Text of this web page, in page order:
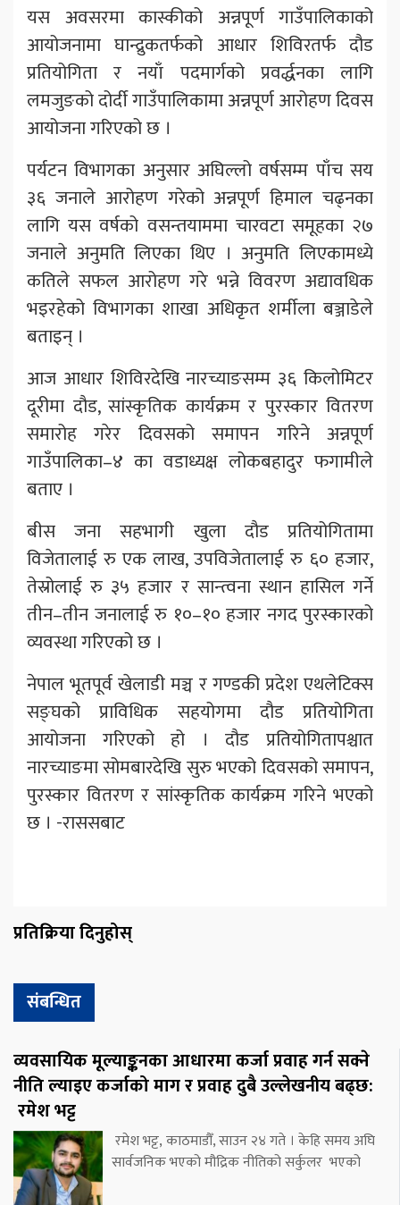
यस अवसरमा कास्कीको अन्नपूर्ण गाउँपालिकाको
आयोजनामा घान्द्रुकतर्फको आधार शिविरतर्फ दौड
प्रतियोगिता र नयाँ पदमार्गको प्रवर्द्धनका लागि
लमजुङको दोर्दी गाउँपालिकामा अन्नपूर्ण आरोहण दिवस
आयोजना गरिएको छ ।
पर्यटन विभागका अनुसार अघिल्लो वर्षसम्म पाँच सय
३६ जनाले आरोहण गरेको अन्नपूर्ण हिमाल चढ्नका
लागि यस वर्षको वसन्तयाममा चारवटा समूहका २७
जनाले अनुमति लिएका थिए । अनुमति लिएकामध्ये
कतिले सफल आरोहण गरे भन्ने विवरण अद्यावधिक
भइरहेको विभागका शाखा अधिकृत शर्मीला बञ्जाडेले
बताइन् ।
आज आधार शिविरदेखि नारच्याङसम्म ३६ किलोमिटर
दूरीमा दौड, सांस्कृतिक कार्यक्रम र पुरस्कार वितरण
समारोह गरेर दिवसको समापन गरिने अन्नपूर्ण
गाउँपालिका–४ का वडाध्यक्ष लोकबहादुर फगामीले
बताए ।
बीस जना सहभागी खुला दौड प्रतियोगितामा
विजेतालाई रु एक लाख, उपविजेतालाई रु ६० हजार,
तेस्रोलाई रु ३५ हजार र सान्त्वना स्थान हासिल गर्ने
तीन–तीन जनालाई रु १०–१० हजार नगद पुरस्कारको
व्यवस्था गरिएको छ ।
नेपाल भूतपूर्व खेलाडी मञ्च र गण्डकी प्रदेश एथलेटिक्स
सङ्घको प्राविधिक सहयोगमा दौड प्रतियोगिता
आयोजना गरिएको हो । दौड प्रतियोगितापश्चात
नारच्याङमा सोमबारदेखि सुरु भएको दिवसको समापन,
पुरस्कार वितरण र सांस्कृतिक कार्यक्रम गरिने भएको
छ । -राससबाट
प्रतिक्रिया दिनुहोस्
संबन्धित
व्यवसायिक मूल्याङ्कनका आधारमा कर्जा प्रवाह गर्न सक्ने
नीति ल्याइए कर्जाको माग र प्रवाह दुबै उल्लेखनीय बढ्छ:
रमेश भट्ट
रमेश भट्ट, काठमाडौँ, साउन २४ गते । केहि समय अघि
सार्वजनिक भएको मौद्रिक नीतिको सर्कुलर भएको